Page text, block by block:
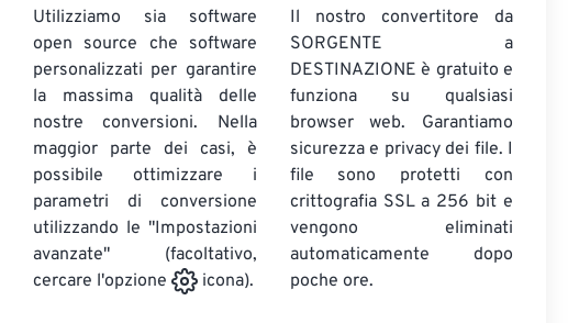
Utilizziamo sia software
open source che software
personalizzati per garantire
la massima qualità delle
nostre conversioni. Nella
maggior parte dei casi, è
possibile ottimizzare i
parametri di conversione
utilizzando le "Impostazioni
avanzate" (facoltativo,
cercare l'opzione
icona).
Il nostro convertitore da
SORGENTE a
DESTINAZIONE è gratuito e
funziona su qualsiasi
browser web. Garantiamo
sicurezza e privacy dei file. I
file sono protetti con
crittografia SSL a 256 bit e
vengono eliminati
automaticamente dopo
poche ore.